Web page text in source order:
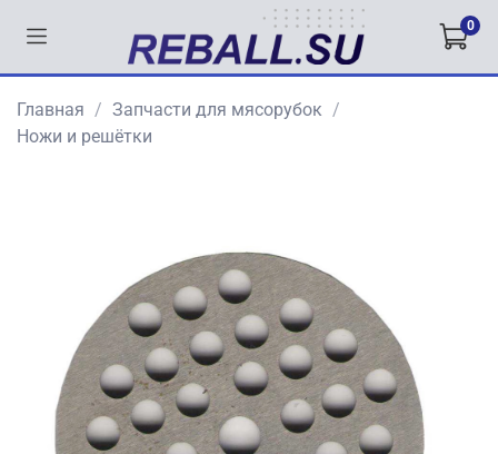
0
Главная
Запчасти для мясорубок
Ножи и решётки